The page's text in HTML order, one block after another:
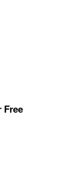
Free